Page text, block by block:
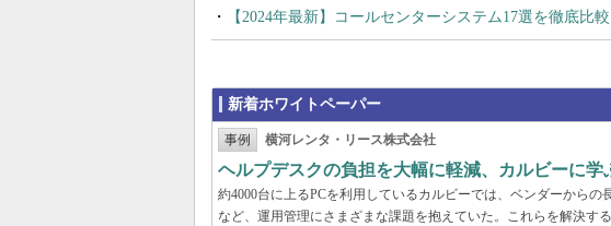
【2024年最新】コールセンターシステム17選を徹底比
新着ホワイトペーパー
事例 横河レンタ・リース株式会社
ヘルプデスクの負担を大幅に軽減、カルビーに学
約4000台に上るPCを利用しているカルビーでは、ベンダーから
など、運用管理にさまざまな課題を抱えていた。これらを解決す